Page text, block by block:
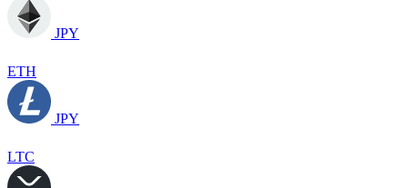
JPY
ETH
JPY
LTC